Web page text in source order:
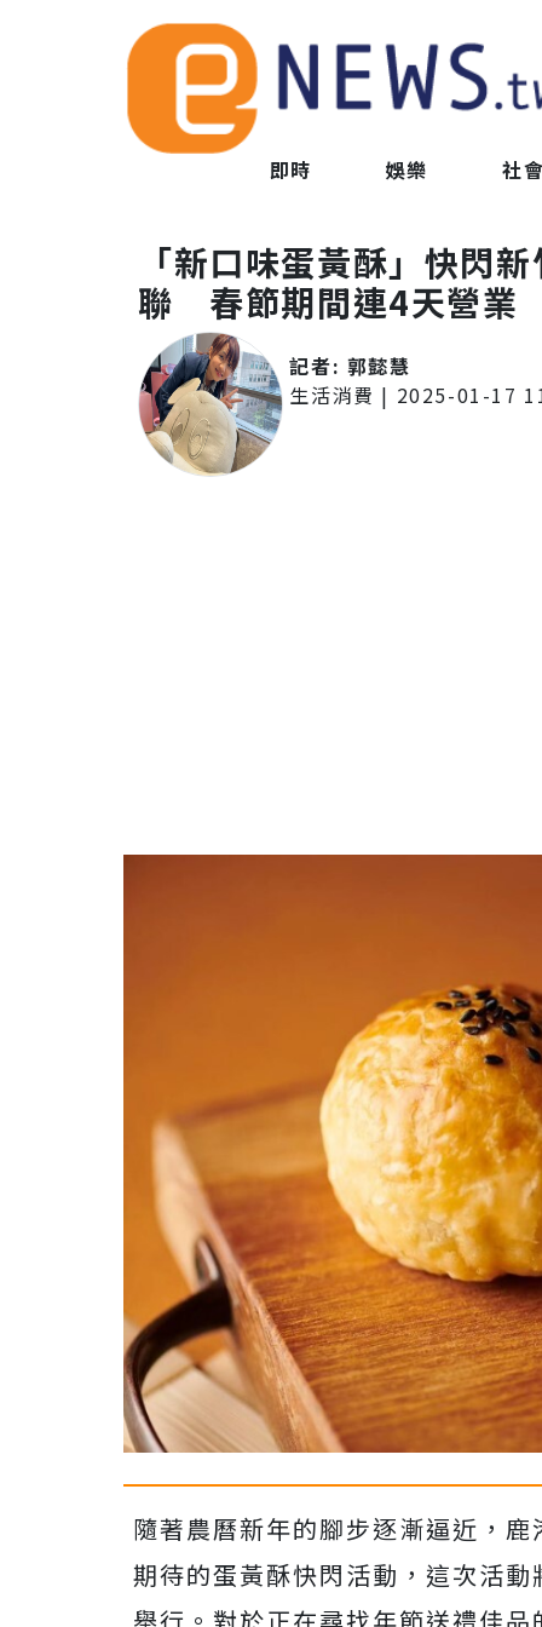
即時 娛樂 社
「新口味蛋黃酥」快閃
聯 春節期間連4天營業
記者: 郭懿慧
生活消費 | 2025-01-17
隨著農曆新年的腳步逐漸逼近，
期待的蛋黃酥快閃活動，這次活